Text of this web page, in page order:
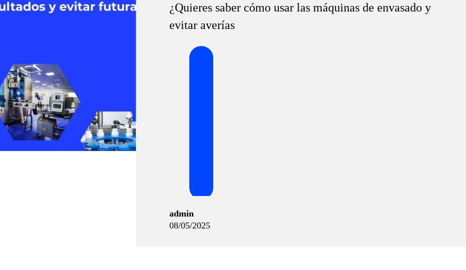
¿Quieres saber cómo usar las máquinas de envasado y
evitar averías
admin
08/05/2025